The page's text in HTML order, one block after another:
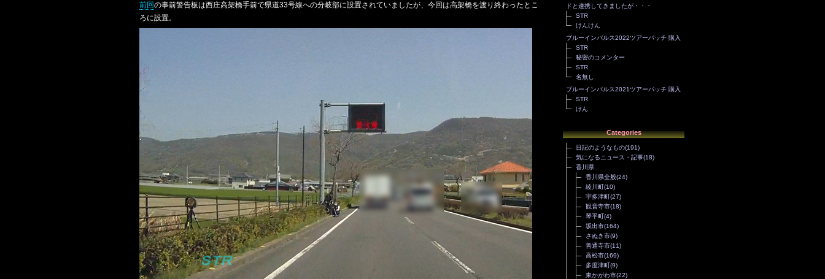
前回の事前警告板は西庄高架橋手前で県道33号線への分岐部に設置されていましたが、今回は高架橋を渡り終わったとこ
ろに設置。
ドと連携してきましたが・・・
STR
けんけん
ブルーインパルス2022ツアーパッチ 購入
STR
秘密のコメンター
STR
名無し
ブルーインパルス2021ツアーパッチ 購入
STR
けん
Categories
日記のようなもの(191)
気になるニュース・記事(18)
香川県
香川県全般(24)
綾川町(10)
宇多津町(27)
観音寺市(18)
琴平町(4)
坂出市(164)
さぬき市(9)
善通寺市(11)
高松市(169)
多度津町(9)
東かがわ市(22)